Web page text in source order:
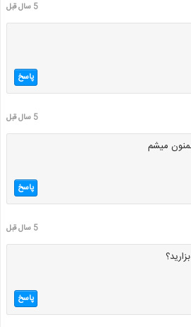
5 سال قبل
پاسخ
5 سال قبل
پاسخ
5 سال قبل
پاسخ